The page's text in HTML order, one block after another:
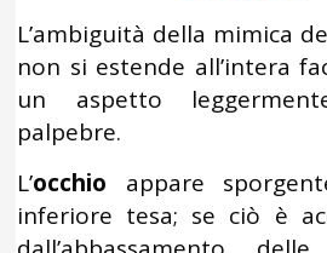
L’ambiguità della mimica
non si estende all’intera
un aspetto
palpebre.
L’occhio appare
inferiore tesa; se ciò è